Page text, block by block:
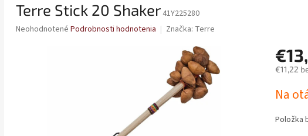
Terre Stick 20 Shaker 41Y225280
Priemerné
Neohodnotené Podrobnosti hodnotenia Značka: Terre
€11,22
cena:
Na
Položka